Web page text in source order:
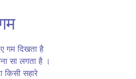
गम दिखता है
सा लगता है ।
किसी सहारे